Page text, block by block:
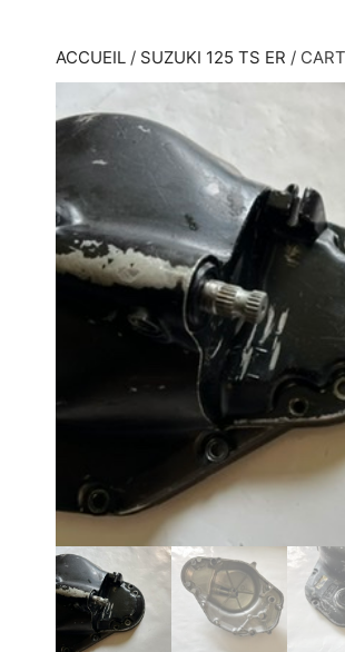
ACCUEIL / SUZUKI 125 TS ER /